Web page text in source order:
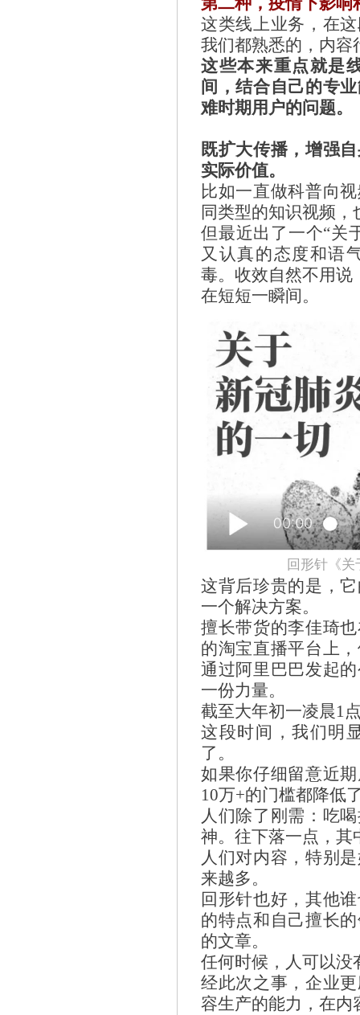
这类线上业务，在
我们都熟悉的，内容
这些本来重点就是
间，结合自己的专
难时期用户的问题。
既扩大传播，增强
实际价值。
比如一直做科普向
同类型的知识视频，
但最近出了一个“关
又认真的态度和语
毒。收效自然不用说
在短短一瞬间。
回形针《
这背后珍贵的是，
一个解决方案。
擅长带货的李佳琦
的淘宝直播平台上
通过阿里巴巴发起
一份力量。
截至大年初一凌晨1
这段时间，我们明
了。
如果你仔细留意近
10万+的门槛都降低
人们除了刚需：吃
神。往下落一点，其
人们对内容，特别
来越多。
回形针也好，其他
的特点和自己擅长
的文章。
任何时候，人可以没
经此次之事，企业
容生产的能力，在内